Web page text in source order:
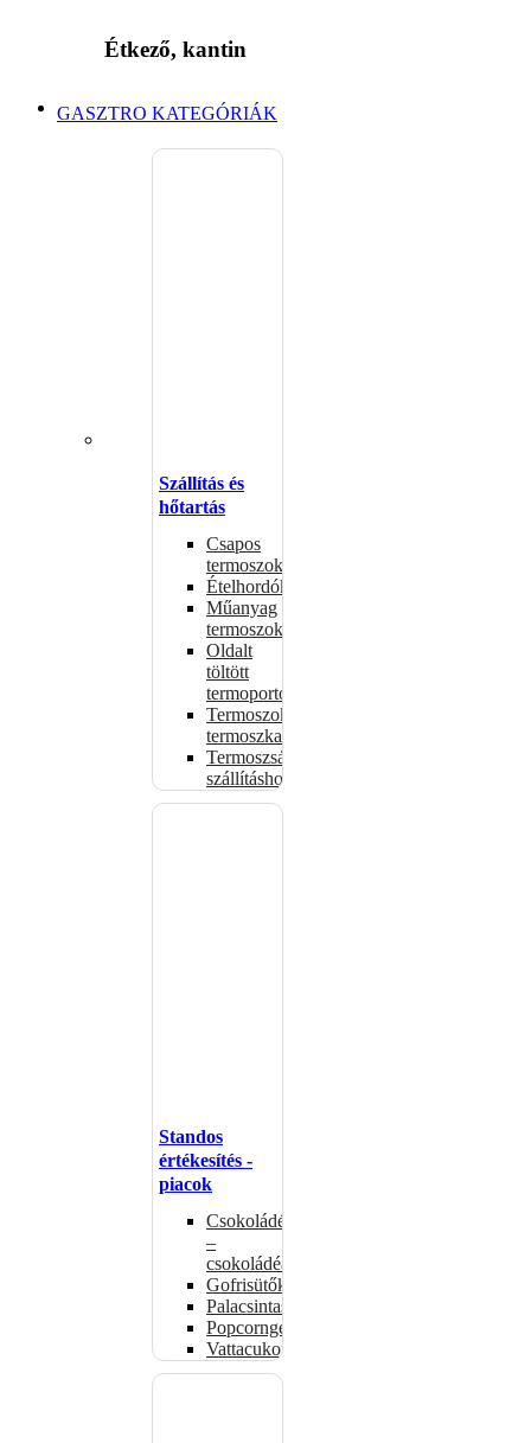
Étkező, kantin
GASZTRO KATEGÓRIÁK
Szállítás és
hőtartás
Csapos
termoszok
Ételhordók
Műanyag
termoszok
Oldalt
töltött
termoportok
Termoszok,
termoszkannák
Termoszsákok
szállításhoz
Standos
értékesítés -
piacok
Csokoládémelegítők
–
csokoládéadagolók
Gofrisütők
Palacsintasütők
Popcorngépek
Vattacukorgép